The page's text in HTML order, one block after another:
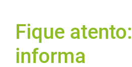
Fique
informa